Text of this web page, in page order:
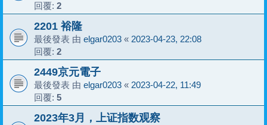
回覆: 2
2201 裕隆
最後發表 由 elgar0203 « 2023-04-23, 22:08
回覆: 2
2449京元電子
最後發表 由 elgar0203 « 2023-04-22, 11:49
回覆: 5
2023年3月，上证指数观察